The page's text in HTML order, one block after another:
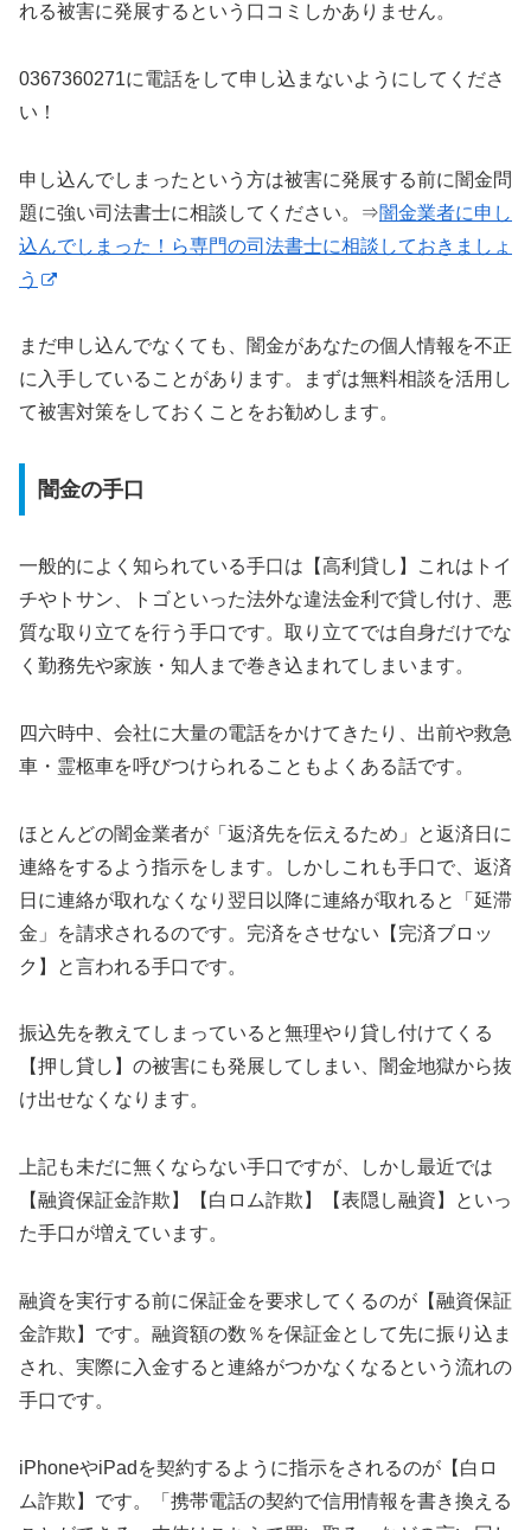
れる被害に発展するという口コミしかありません。
0367360271に電話をして申し込まないようにしてくださ
い！
申し込んでしまったという方は被害に発展する前に闇金問
題に強い司法書士に相談してください。⇒闇金業者に申し
込んでしまった！ら専門の司法書士に相談しておきましょ
う
まだ申し込んでなくても、闇金があなたの個人情報を不正
に入手していることがあります。まずは無料相談を活用し
て被害対策をしておくことをお勧めします。
闇金の手口
一般的によく知られている手口は【高利貸し】これはトイ
チやトサン、トゴといった法外な違法金利で貸し付け、悪
質な取り立てを行う手口です。取り立てでは自身だけでな
く勤務先や家族・知人まで巻き込まれてしまいます。
四六時中、会社に大量の電話をかけてきたり、出前や救急
車・霊柩車を呼びつけられることもよくある話です。
ほとんどの闇金業者が「返済先を伝えるため」と返済日に
連絡をするよう指示をします。しかしこれも手口で、返済
日に連絡が取れなくなり翌日以降に連絡が取れると「延滞
金」を請求されるのです。完済をさせない【完済ブロッ
ク】と言われる手口です。
振込先を教えてしまっていると無理やり貸し付けてくる
【押し貸し】の被害にも発展してしまい、闇金地獄から抜
け出せなくなります。
上記も未だに無くならない手口ですが、しかし最近では
【融資保証金詐欺】【白ロム詐欺】【表隠し融資】といっ
た手口が増えています。
融資を実行する前に保証金を要求してくるのが【融資保証
金詐欺】です。融資額の数％を保証金として先に振り込ま
され、実際に入金すると連絡がつかなくなるという流れの
手口です。
iPhoneやiPadを契約するように指示をされるのが【白ロ
ム詐欺】です。「携帯電話の契約で信用情報を書き換える